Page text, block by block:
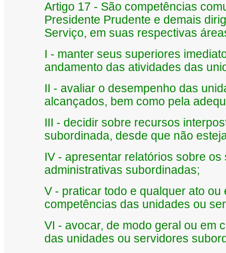
Artigo 17 - São competências
Presidente Prudente e demais
Serviço, em suas respectivas
I - manter seus superiores
andamento das atividades das
II - avaliar o desempenho das
alcançados, bem como pela
III - decidir sobre recursos
subordinada, desde que não
IV - apresentar relatórios sobre
administrativas subordinadas;
V - praticar todo e qualquer ato
competências das unidades ou
VI - avocar, de modo geral ou em
das unidades ou servidores